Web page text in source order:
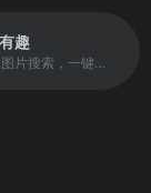
趣
新榜编辑器，丰富的样式和模板、海量的在线图片搜索，一键同步多平台，还有大量爆文供你参考。